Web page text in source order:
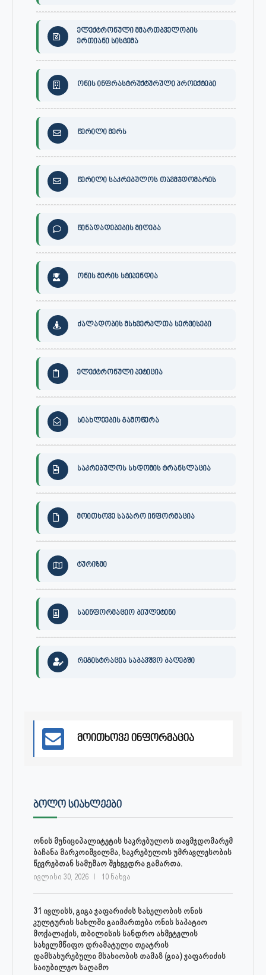
ელექტრონული მმართბველობის
ერთიანი სისტემა
ონის ინფრასტრუქტურული პროექტები
წერილი მერს
წერილი საკრებულოს თავმჯდომარეს
წინადადებების მიღება
ონის მერის სტიპენდია
ძალადობის მსხვერპლთა სერვისები
ელექტრონული პეტიცია
სიახლეების გამოწერა
საკრებულოს სხდომის ტრანსლაცია
მოითხოვე საჯარო ინფორმაცია
ტურიზმი
საინფორმაციო ბიულეტინი
რეგისტრაცია საბავშვო ბაღებში
მოითხოვე ინფორმაცია
ᲑᲝᲚᲝ ᲡᲘᲐᲮᲚᲔᲔᲑᲘ
ონის მუნიციპალიტეტის საკრებულოს თავმჯდომარემ
ბაჩანა მარკოიშვილმა, საკრებულოს უმრავლესობის
წევრებთან სამუშაო შეხვედრა გამართა.
ივლისი 30, 2026 10 ნახვა
31 ივლისს, გიგა ჯაფარიძის სახელობის ონის
კულტურის სახლში გაიმართება ონის საპატიო
მოქალაქის, თბილისის სანდრო ახმეტელის
სახელმწიფო დრამატული თეატრის
დამსახურებული მსახიობის თამაზ (გია) ჯაფარიძის
საიუბილეო საღამო